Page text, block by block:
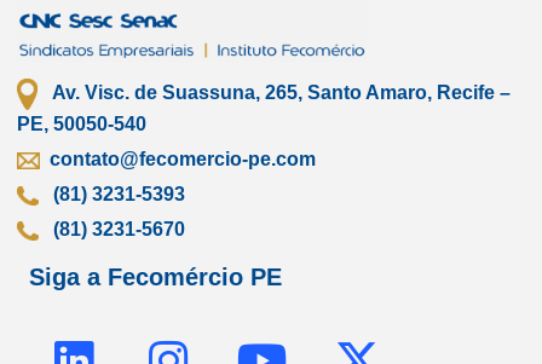
Av. Visc. de Suassuna, 265, Santo Amaro, Recife –
PE, 50050-540
contato@fecomercio-pe.com
(81) 3231-5393
(81) 3231-5670
Siga a Fecomércio PE
L
I
Y
X